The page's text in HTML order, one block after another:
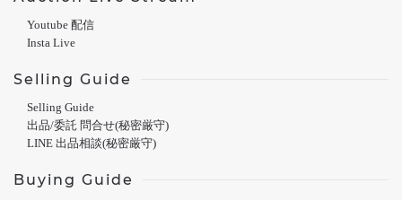
Youtube 配信
Insta Live
Selling Guide
Selling Guide
出品/委託 問合せ(秘密厳守)
LINE 出品相談(秘密厳守)
Buying Guide